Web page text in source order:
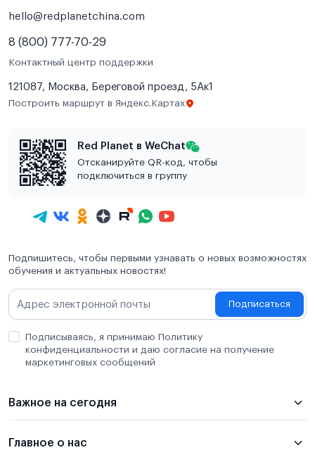
hello@redplanetchina.com
8 (800) 777-70-29
Контактный центр поддержки
121087, Москва, Береговой проезд, 5Ак1
Построить маршрут в Яндекс.Картах
Red Planet в WeChat
Отсканируйте QR-код, чтобы
подключиться в группу
Подпишитесь, чтобы первыми узнавать о новых возможностях
обучения и актуальных новостях!
Подписаться
Подписываясь, я принимаю Политику
конфиденциальности и даю согласие на получение
маркетинговых сообщений
Важное на сегодня
Главное о нас